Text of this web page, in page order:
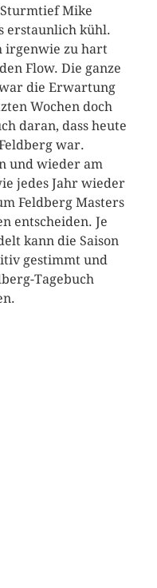
Mike
erstaunlich kühl.
irgenwie zu hart
Flow. Die ganze
die Erwartung
Wochen doch
daran, dass heute
war.
und wieder am
jedes Jahr wieder
Feldberg Masters
entscheiden. Je
kann die Saison
gestimmt und
Tagebuch